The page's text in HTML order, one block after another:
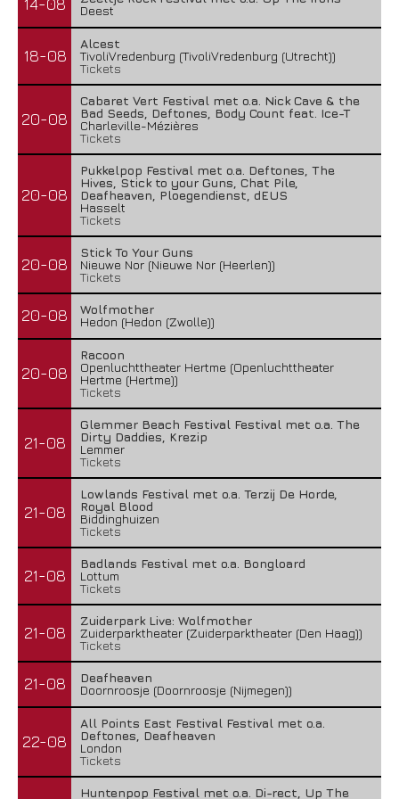
14-08
Deest
18-08
Alcest
TivoliVredenburg (TivoliVredenburg (Utrecht))
Tickets
20-08
Cabaret Vert Festival met o.a. Nick Cave & the
Bad Seeds, Deftones, Body Count feat. Ice-T
Charleville-Mézières
Tickets
20-08
Pukkelpop Festival met o.a. Deftones, The
Hives, Stick to your Guns, Chat Pile,
Deafheaven, Ploegendienst, dEUS
Hasselt
Tickets
20-08
Stick To Your Guns
Nieuwe Nor (Nieuwe Nor (Heerlen))
Tickets
20-08
Wolfmother
Hedon (Hedon (Zwolle))
20-08
Racoon
Openluchttheater Hertme (Openluchttheater
Hertme (Hertme))
Tickets
21-08
Glemmer Beach Festival Festival met o.a. The
Dirty Daddies, Krezip
Lemmer
Tickets
21-08
Lowlands Festival met o.a. Terzij De Horde,
Royal Blood
Biddinghuizen
Tickets
21-08
Badlands Festival met o.a. Bongloard
Lottum
Tickets
21-08
Zuiderpark Live: Wolfmother
Zuiderparktheater (Zuiderparktheater (Den Haag))
Tickets
21-08
Deafheaven
Doornroosje (Doornroosje (Nijmegen))
22-08
All Points East Festival Festival met o.a.
Deftones, Deafheaven
London
Tickets
Huntenpop Festival met o.a. Di-rect, Up The